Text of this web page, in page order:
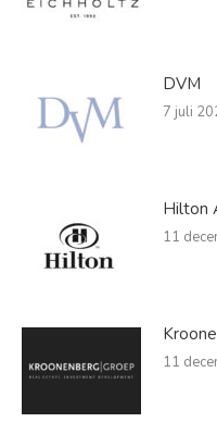
DVM
7 juli
Hilton
11
11